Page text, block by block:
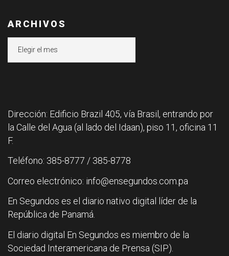
ARCHIVOS
Dirección: Edificio Brazil 405, vía Brasil, entrando por
la Calle del Agua (al lado del Idaan), piso 11, oficina 11
F.
Teléfono: 385-8777 / 385-8778
Correo electrónico: info@ensegundos.com.pa
En Segundos es el diario nativo digital líder de la
República de Panamá.
El diario digital En Segundos es miembro de la
Sociedad Interamericana de Prensa (SIP).